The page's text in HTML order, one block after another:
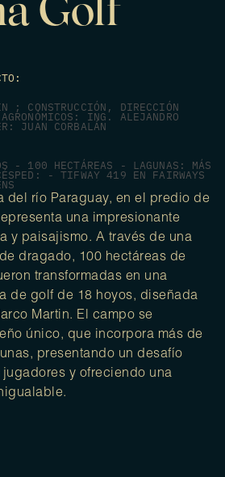
Golf
del río Paraguay, en el predio de
una impresionante
y paisajismo. A través de una
dragado, 100 hectáreas de
transformadas en una
de golf de 18 hoyos, diseñada
Martin. El campo se
único, que incorpora más de
presentando un desafío
y ofreciendo una
; CONSTRUCCIÓN, DIRECCIÓN
ING. ALEJANDRO
JUAN CORBALÁN
- 100 HECTÁREAS - LAGUNAS: MÁS
- TIFWAY 419 EN FAIRWAYS